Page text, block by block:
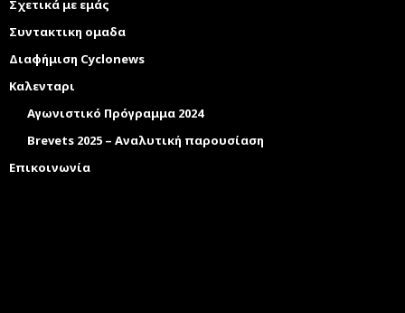
Σχετικά με εμάς
Συντακτικη ομαδα
Διαφήμιση Cyclonews
Καλενταρι
Αγωνιστικό Πρόγραμμα 2024
Brevets 2025 – Αναλυτική παρουσίαση
Επικοινωνία